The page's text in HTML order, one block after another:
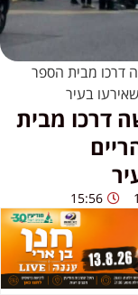
וילד בן 11 שעשה דרכו מבית הספר
בעיר
וילד בן 11 שעשה דרכו מבית
15:56